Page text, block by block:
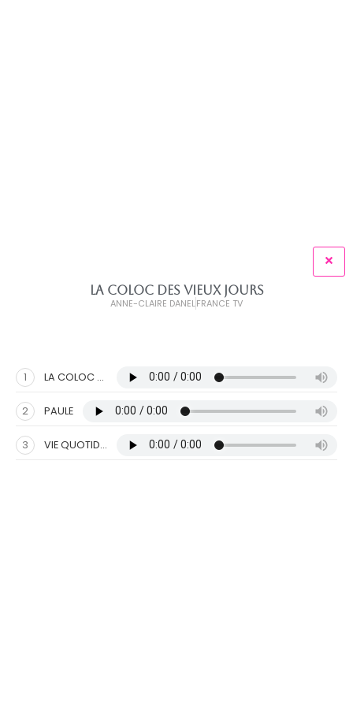
LA COLOC DES VIEUX JOURS
ANNE-CLAIRE DANELFRANCE TV
1 LA COLOC DES VIEUX JOURS
2 PAULE
3 VIE QUOTIDIENNE